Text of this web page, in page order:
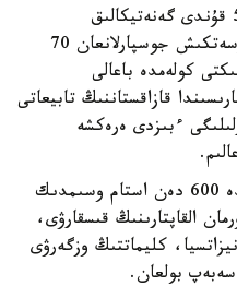
- ەكسپەديتسيا بارىسىندا ءبىز 50 قۇندى گەنەتيكالىق
رەسۋرستى جيناي الدىق. بۇل كورسەتكىش جوسپارلانعان 70
كولەمدە باعالى
قازاقستاننىڭ تابيعاتى
ءبىزدى ەرەكشە
جالپى سوڭعى ءۇش عاسىردا الەمدە 600 دەن استام وسىمدىك
القاپتارىنىڭ قىسقارۋى،
كليماتتىڭ وزگەرۋى
بولعان.